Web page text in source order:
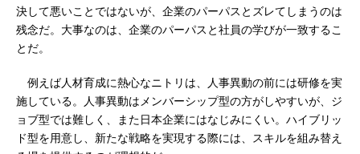
決して悪いことではないが、企業のパーパスとズレてしまうのは
残念だ。大事なのは、企業のパーパスと社員の学びが一致するこ
とだ。
例えば人材育成に熱心なニトリは、人事異動の前には研修を実
施している。人事異動はメンバーシップ型の方がしやすいが、ジ
ョブ型では難しく、また日本企業にはなじみにくい。ハイブリッ
ド型を用意し、新たな戦略を実現する際には、スキルを組み替え